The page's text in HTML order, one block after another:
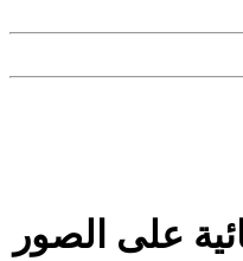
على الصور